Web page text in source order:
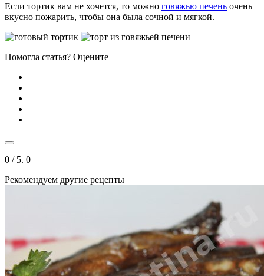
Если тортик вам не хочется, то можно говяжью печень очень
вкусно пожарить, чтобы она была сочной и мягкой.
Помогла статья? Оцените
0 / 5. 0
Рекомендуем другие рецепты